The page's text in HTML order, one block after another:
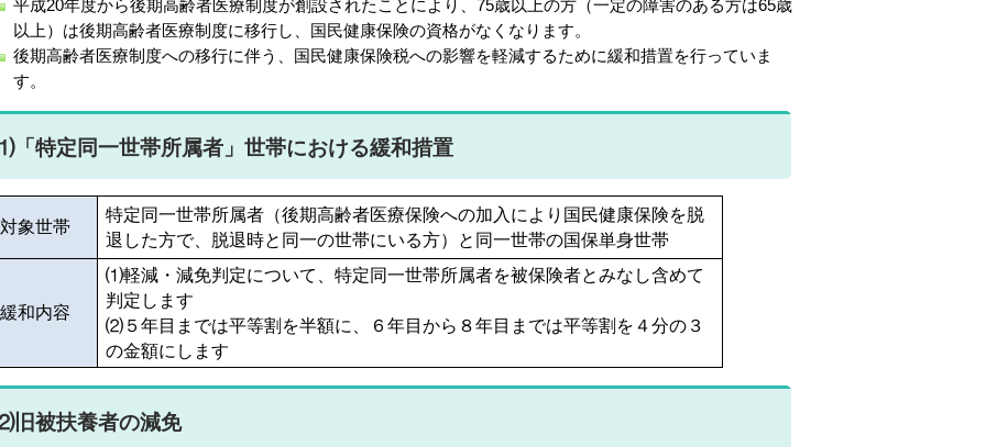
平成20年度から後期高齢者医療制度が創設されたことにより、75歳以上の方（一定の障害のある方は65歳
以上）は後期高齢者医療制度に移行し、国民健康保険の資格がなくなります。
後期高齢者医療制度への移行に伴う、国民健康保険税への影響を軽減するために緩和措置を行っていま
す。
「特定同一世帯所属者」世帯における緩和措置
対象世帯
特定同一世帯所属者（後期高齢者医療保険への加入により国民健康保険を脱
退した方で、脱退時と同一の世帯にいる方）と同一世帯の国保単身世帯
緩和内容
⑴軽減・減免判定について、特定同一世帯所属者を被保険者とみなし含めて
判定します
⑵５年目までは平等割を半額に、６年目から８年目までは平等割を４分の３
の金額にします
旧被扶養者の減免